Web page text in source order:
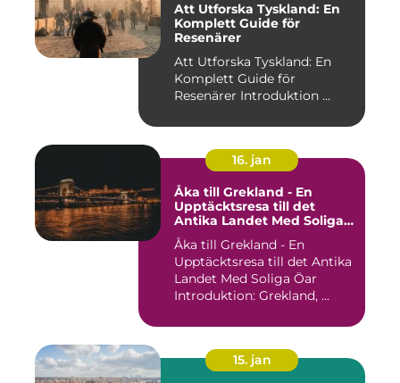
Att Utforska Tyskland: En
Komplett Guide för
Resenärer
Att Utforska Tyskland: En
Komplett Guide för
Resenärer Introduktion ...
16. jan
Åka till Grekland - En
Upptäcktsresa till det
Antika Landet Med Soliga
Öar
Åka till Grekland - En
Upptäcktsresa till det Antika
Landet Med Soliga Öar
Introduktion: Grekland, ...
15. jan